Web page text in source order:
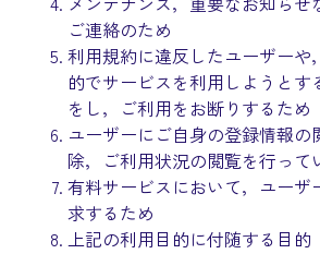
ご連絡のため
利用規約に違反したユーザーや
的でサービスを利用しようとす
をし，ご利用をお断りするため
ユーザーにご自身の登録情報の
除，ご利用状況の閲覧を行って
有料サービスにおいて，ユーザ
求するため
上記の利用目的に付随する目的